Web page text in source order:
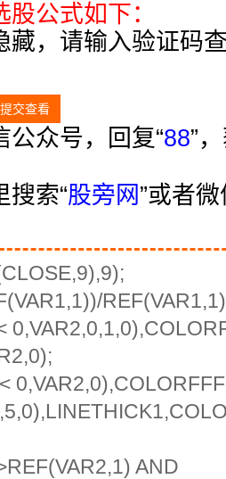
公式如下：
藏，请输入验证码
公众号，回复“88”
搜索“股旁网 ”或者
AND